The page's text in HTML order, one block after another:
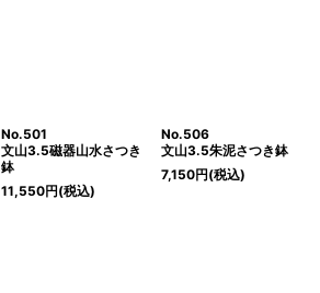
No.501
文山3.5磁器山水さつき
鉢
11,550円(税込)
No.506
文山3.5朱泥さつき鉢
7,150円(税込)